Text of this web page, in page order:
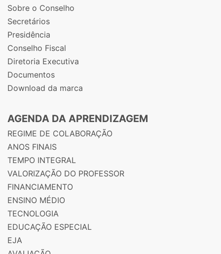
Sobre o Conselho
Secretários
Presidência
Conselho Fiscal
Diretoria Executiva
Documentos
Download da marca
AGENDA DA APRENDIZAGEM
REGIME DE COLABORAÇÃO
ANOS FINAIS
TEMPO INTEGRAL
VALORIZAÇÃO DO PROFESSOR
FINANCIAMENTO
ENSINO MÉDIO
TECNOLOGIA
EDUCAÇÃO ESPECIAL
EJA